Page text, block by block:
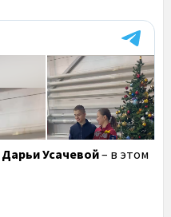
Дарьи Усачевой– в этом